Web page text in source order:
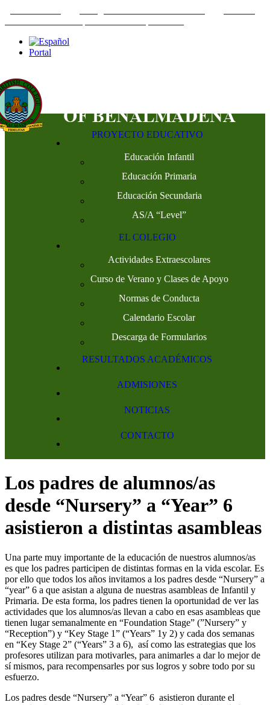
Portal
PROYECTO EDUCATIVO
Educación Infantil
Educación Primaria
Educación Secundaria
AS/A “Level”
EL COLEGIO
Actividades Extraescolares
Curso de Verano y Clases de Apoyo
Normas de Conducta
Calendario Escolar
Descarga de Formularios
RESULTADOS ACADÉMICOS
ADMISIONES
NOTICIAS
CONTACTO
Los padres de alumnos/as
desde “Nursery” a “Year” 6
asistieron a distintas asambleas
Una parte muy importante de la educación de nuestros alumnos/as
es que los padres participen de distintas formas en la vida escolar. Es
por ello que todos los años invitamos a los padres desde “Nursery” a
“year” 6 a que asistan a alguna de nuestras asambleas de Infantil y
Primaria. De esta forma, los padres tienen la oportunidad de ver las
actividades que los alumnos/as llevan a cabo en esas asambleas que
tienen lugar semanalmente en “Foundation Stage” (”Nursery” y
“Reception”) y “Key Stage 1” (“Years” 1y 2) y cada dos semanas
en “Key Stage 2” (“Years” 3 a 6), así como las estrategias que los
profesores utilizan para motivarles, para animarles a dar lo mejor de
sí mismos, para recompensarles por sus logros y sobre todo por su
esfuerzo.
Los padres desde “Nursery” a “Year” 6 asistieron durante el